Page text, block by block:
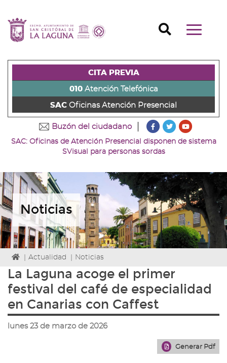
contenido
principal
página
s)
a
la
la
+
Ir
al
la
+
Ir
principal
u)
Mostrar/
Buscador
CITA PREVIA
010Atención Telefónica
SAC Oficinas Atención Presencial
Buzón del ciudadano
???
Ir
a
página
de
Facebook
???
Ir
página
de
Twitter
Ir
canal
de
Youtube
SAC: Oficinas de Atención Presencial disponen de sistema
SVisual para personas sordas
Noticias
Icono
Home
para
a
la
página
Actualidad Noticias
La Laguna acoge el primer
festival del café de especialidad
en Canarias con Caffest
lunes 23 de marzo de 2026
Generar Pdf